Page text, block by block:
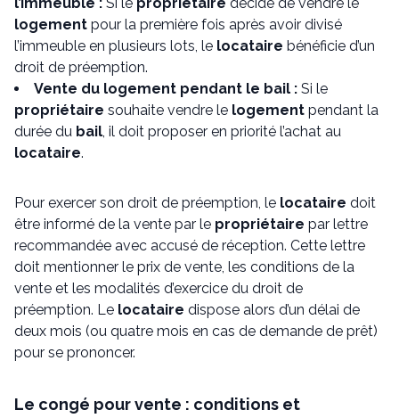
logement pour la première fois après avoir divisé
l’immeuble en plusieurs lots, le locataire bénéficie d’un
droit de préemption.
Vente du logement pendant le bail : Si le
propriétaire souhaite vendre le logement pendant la
durée du bail, il doit proposer en priorité l’achat au
locataire.
Pour exercer son droit de préemption, le locataire doit
être informé de la vente par le propriétaire par lettre
recommandée avec accusé de réception. Cette lettre
doit mentionner le prix de vente, les conditions de la
vente et les modalités d’exercice du droit de
préemption. Le locataire dispose alors d’un délai de
deux mois (ou quatre mois en cas de demande de prêt)
pour se prononcer.
Le congé pour vente : conditions et